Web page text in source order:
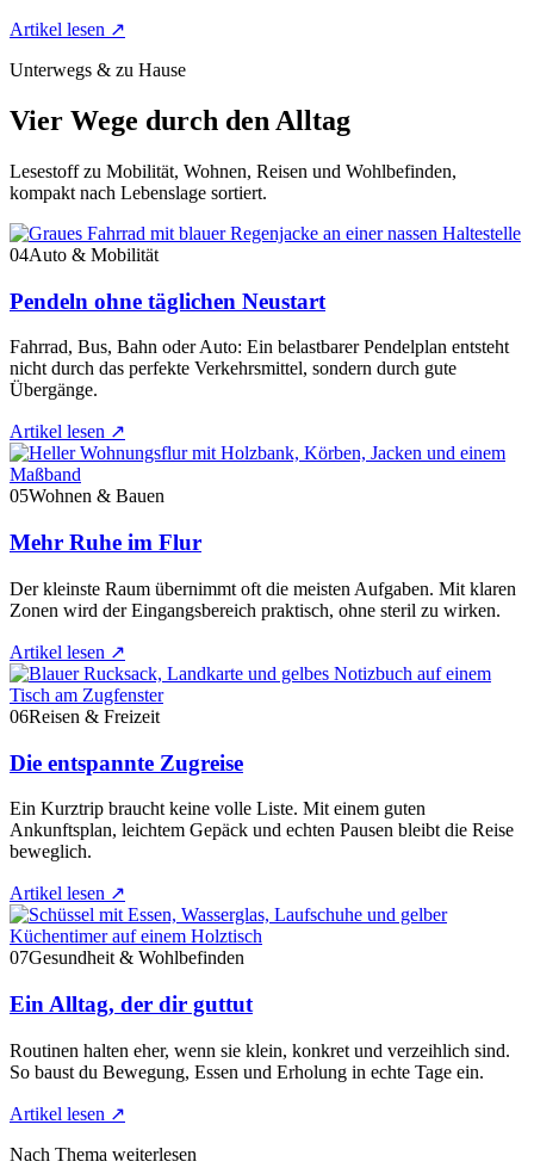
Artikel lesen ↗
Unterwegs & zu Hause
Vier Wege durch den Alltag
Lesestoff zu Mobilität, Wohnen, Reisen und Wohlbefinden,
kompakt nach Lebenslage sortiert.
04Auto & Mobilität
Pendeln ohne täglichen Neustart
Fahrrad, Bus, Bahn oder Auto: Ein belastbarer Pendelplan entsteht
nicht durch das perfekte Verkehrsmittel, sondern durch gute
Übergänge.
Artikel lesen ↗
05Wohnen & Bauen
Mehr Ruhe im Flur
Der kleinste Raum übernimmt oft die meisten Aufgaben. Mit klaren
Zonen wird der Eingangsbereich praktisch, ohne steril zu wirken.
Artikel lesen ↗
06Reisen & Freizeit
Die entspannte Zugreise
Ein Kurztrip braucht keine volle Liste. Mit einem guten
Ankunftsplan, leichtem Gepäck und echten Pausen bleibt die Reise
beweglich.
Artikel lesen ↗
07Gesundheit & Wohlbefinden
Ein Alltag, der dir guttut
Routinen halten eher, wenn sie klein, konkret und verzeihlich sind.
So baust du Bewegung, Essen und Erholung in echte Tage ein.
Artikel lesen ↗
Nach Thema weiterlesen